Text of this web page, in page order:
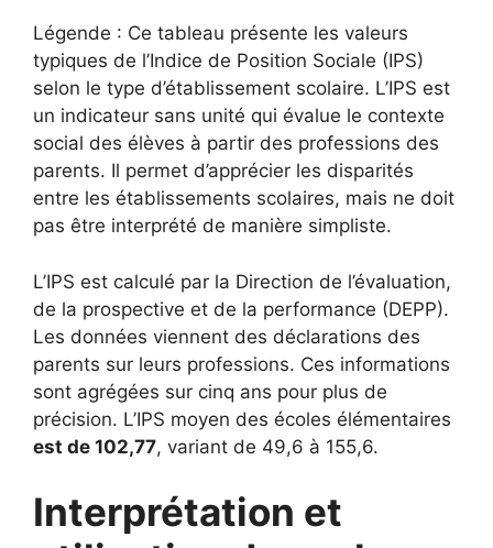
Légende : Ce tableau présente les valeurs
typiques de l’Indice de Position Sociale (IPS)
selon le type d’établissement scolaire. L’IPS est
un indicateur sans unité qui évalue le contexte
social des élèves à partir des professions des
parents. Il permet d’apprécier les disparités
entre les établissements scolaires, mais ne doit
pas être interprété de manière simpliste.
L’IPS est calculé par la Direction de l’évaluation,
de la prospective et de la performance (DEPP).
Les données viennent des déclarations des
parents sur leurs professions. Ces informations
sont agrégées sur cinq ans pour plus de
précision. L’IPS moyen des écoles élémentaires
est de 102,77, variant de 49,6 à 155,6.
Interprétation et